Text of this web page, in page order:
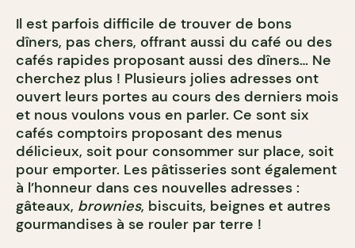
Il est parfois difficile de trouver de bons
dîners, pas chers, offrant aussi du café ou des
cafés rapides proposant aussi des dîners… Ne
cherchez plus ! Plusieurs jolies adresses ont
ouvert leurs portes au cours des derniers mois
et nous voulons vous en parler. Ce sont six
cafés comptoirs proposant des menus
délicieux, soit pour consommer sur place, soit
pour emporter. Les pâtisseries sont également
à l’honneur dans ces nouvelles adresses :
gâteaux, brownies, biscuits, beignes et autres
gourmandises à se rouler par terre !